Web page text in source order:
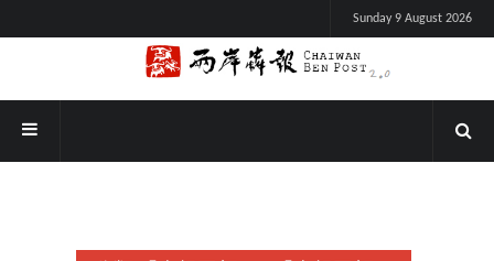
Sunday 9 August 2026